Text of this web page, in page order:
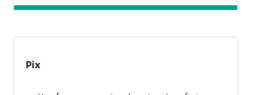
Pix